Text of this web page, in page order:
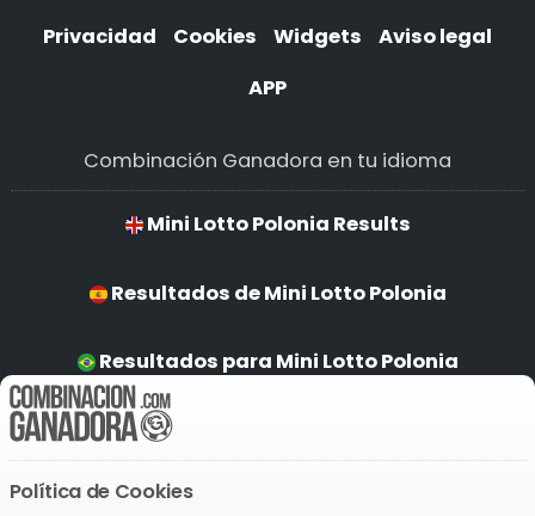
Privacidad
Cookies Widgets
Aviso legal
APP
Combinación Ganadora en tu idioma
Mini Lotto Polonia Results
Resultados de Mini Lotto Polonia
Resultados para Mini Lotto Polonia
Ergebnisse von Mini Lotto Polonia
Política de Cookies